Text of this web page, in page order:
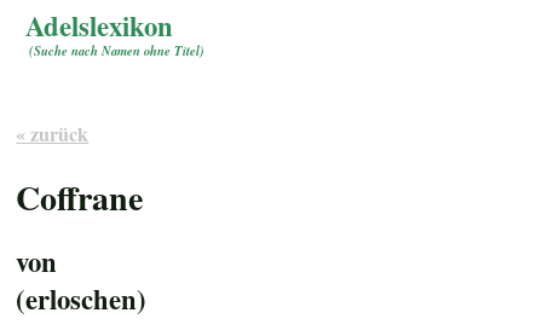
Adelslexikon
(Suche nach Namen ohne Titel)
« zurück
Coffrane
von
(erloschen)